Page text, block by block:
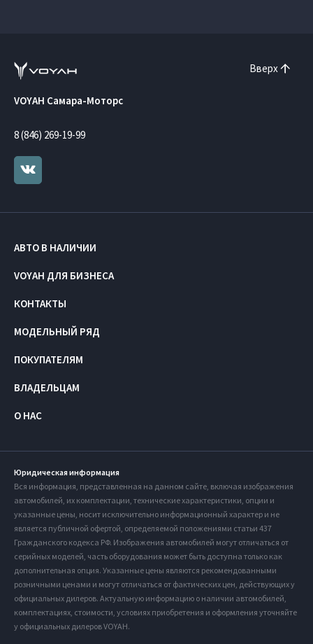
Вверх
VOYAH Самара-Моторс
8 (846) 269-19-99
АВТО В НАЛИЧИИ
VOYAH ДЛЯ БИЗНЕСА
КОНТАКТЫ
МОДЕЛЬНЫЙ РЯД
ПОКУПАТЕЛЯМ
ВЛАДЕЛЬЦАМ
О НАС
Юридическая информация
Вся информация, представленная на данном сайте, включая изображения
автомобилей, их комплектации, технические характеристики, опции и
указанные цены, носит исключительно информационный характер и не
является публичной офертой, определяемой положениями статьи 437
Гражданского кодекса РФ. Изображения автомобилей могут отличаться от
серийных моделей, часть оборудования может быть доступна только как
дополнительная опция. Указанные цены являются рекомендованными
розничными ценами и могут отличаться от фактических цен, действующих у
официальных дилеров. Актуальную информацию о наличии автомобилей,
комплектациях, стоимости, условиях приобретения и оформления уточняйте
у официальных дилеров VOYAH.